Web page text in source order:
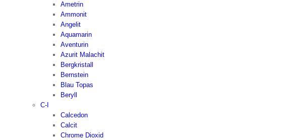
Ametrin
Ammonit
Angelit
Aquamarin
Aventurin
Azurit Malachit
Bergkristall
Bernstein
Blau Topas
Beryll
C-I
Calcedon
Calcit
Chrome Dioxid